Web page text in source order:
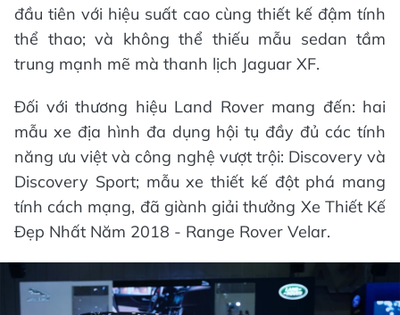
đầu tiên với hiệu suất cao cùng thiết kế đậm tính
thể thao; và không thể thiếu mẫu sedan tầm
trung mạnh mẽ mà thanh lịch Jaguar XF.
Đối với thương hiệu Land Rover mang đến: hai
mẫu xe địa hình đa dụng hội tụ đầy đủ các tính
năng ưu việt và công nghệ vượt trội: Discovery và
Discovery Sport; mẫu xe thiết kế đột phá mang
tính cách mạng, đã giành giải thưởng Xe Thiết Kế
Đẹp Nhất Năm 2018 - Range Rover Velar.